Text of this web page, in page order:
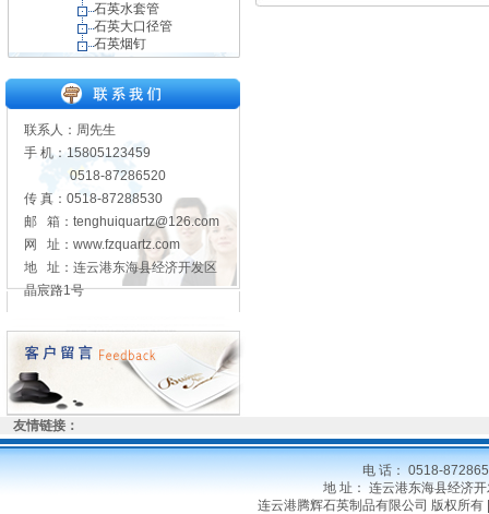
石英水套管
石英大口径管
石英烟钉
联系人：周先生
手 机：15805123459
0518-87286520
传 真：0518-87288530
邮 箱：tenghuiquartz@126.com
网 址：www.fzquartz.com
地 址：连云港东海县经济开发区
晶宸路1号
友情链接：
电 话： 0518-
地 址： 连云港东海县经济
连云港腾辉石英制品有限公司 版权所有